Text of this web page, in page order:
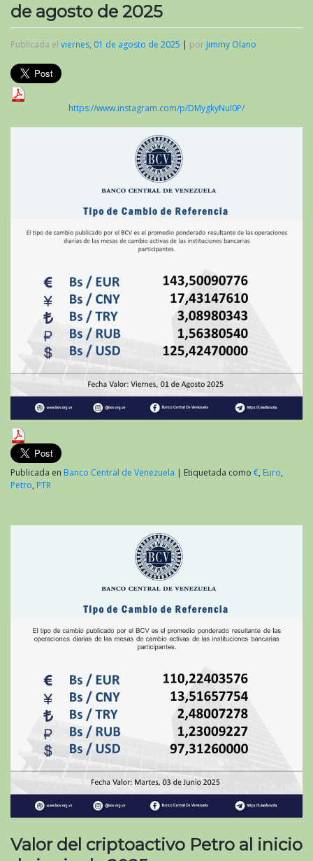
de agosto de 2025
Publicada el viernes, 01 de agosto de 2025 | por Jimmy Olano
https://www.instagram.com/p/DMygkyNuI0P/
Publicada en Banco Central de Venezuela | Etiquetada como €, Euro,
Petro, PTR
Valor del criptoactivo Petro al inicio